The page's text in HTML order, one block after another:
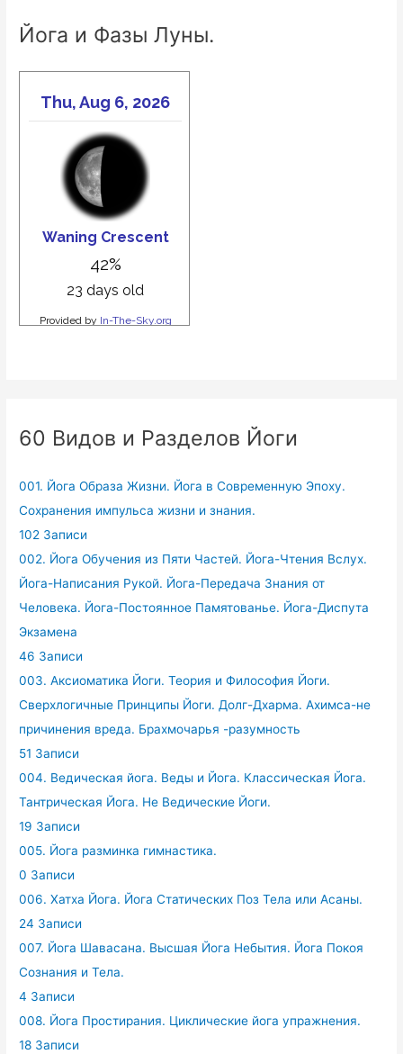
Йога и Фазы Луны.
60 Видов и Разделов Йоги
001. Йога Образа Жизни. Йога в Современную Эпоху.
Сохранения импульса жизни и знания.
102 Записи
002. Йога Обучения из Пяти Частей. Йога-Чтения Вслух.
Йога-Написания Рукой. Йога-Передача Знания от
Человека. Йога-Постоянное Памятованье. Йога-Диспута
Экзамена
46 Записи
003. Аксиоматика Йоги. Теория и Философия Йоги.
Сверхлогичные Принципы Йоги. Долг-Дхарма. Ахимса-не
причинения вреда. Брахмочарья -разумность
51 Записи
004. Ведическая йога. Веды и Йога. Классическая Йога.
Тантрическая Йога. Не Ведические Йоги.
19 Записи
005. Йога разминка гимнастика.
0 Записи
006. Хатха Йога. Йога Статических Поз Тела или Асаны.
24 Записи
007. Йога Шавасана. Высшая Йога Небытия. Йога Покоя
Сознания и Тела.
4 Записи
008. Йога Простирания. Циклические йога упражнения.
18 Записи